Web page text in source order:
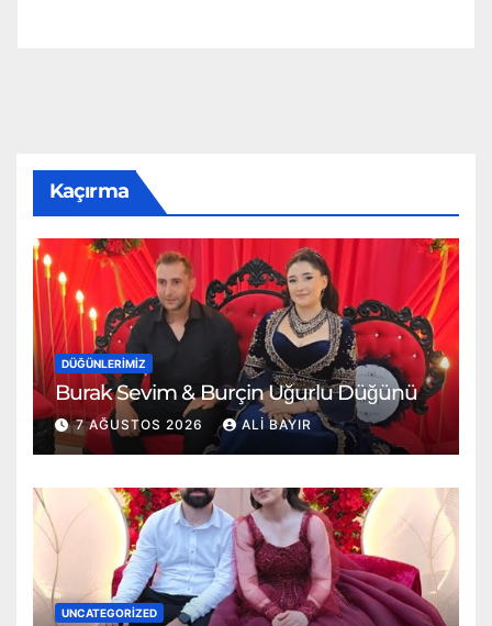
Kaçırma
DÜĞÜNLERIMIZ
Burak Sevim & Burçin Uğurlu Düğünü
7 AĞUSTOS 2026 ALI BAYIR
UNCATEGORIZED